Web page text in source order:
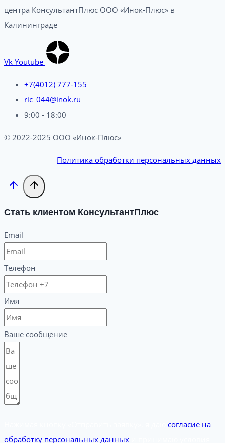
центра КонсультантПлюс ООО «Инок-Плюс» в
Калининграде
Vk Youtube
+7(4012) 777-155
ric_044@inok.ru
9:00 - 18:00
© 2022-2025 ООО «Инок-Плюс»
Политика обработки персональных данных
Стать клиентом КонсультантПлюс
Email
Телефон
Имя
Ваше сообщение
согласие на
обработку персональных данных